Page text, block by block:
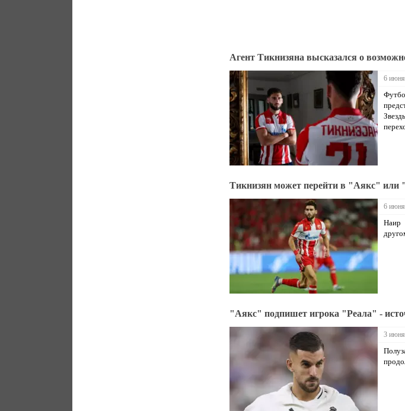
Агент Тикнизяна высказался о
6
Тикнизян может перейти в "Аякс" или
6
Наир
"Аякс" подпишет игрока "Реала" -
3